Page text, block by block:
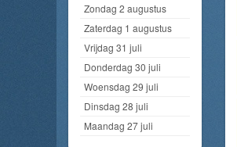
Zondag 2 augustus
Zaterdag 1 augustus
Vrijdag 31 juli
Donderdag 30 juli
Woensdag 29 juli
Dinsdag 28 juli
Maandag 27 juli